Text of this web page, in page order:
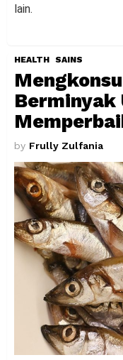
lain.
HEALTH SAINS
Berminyak
by Frully Zulfania